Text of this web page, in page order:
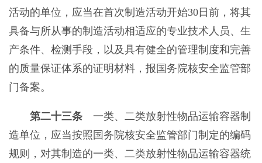
活动的单位，应当在首次制造活动开始30日前，将其
具备与所从事的制造活动相适应的专业技术人员、生
产条件、检测手段，以及具有健全的管理制度和完善
的质量保证体系的证明材料，报国务院核安全监管部
门备案。
第二十三条一类、二类放射性物品运输容器制
造单位，应当按照国务院核安全监管部门制定的编码
规则，对其制造的一类、二类放射性物品运输容器统